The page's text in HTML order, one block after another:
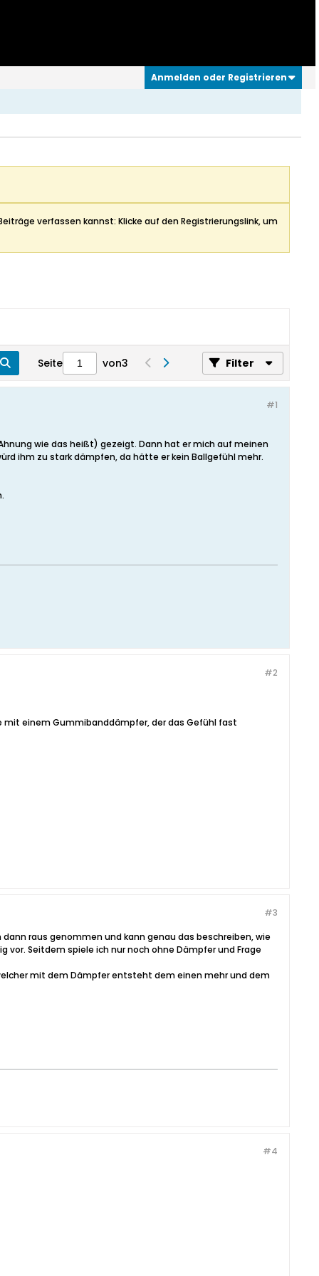
Anmelden oder Registrieren
verfassen kannst: Klicke auf den Registrierungslink, um
Seite von3 Filter
#1
wie das heißt) gezeigt. Dann hat er mich auf meinen
ihm zu stark dämpfen, da hätte er kein Ballgefühl mehr.
#2
mit einem Gummibanddämpfer, der das Gefühl fast
#3
raus genommen und kann genau das beschreiben, wie
Seitdem spiele ich nur noch ohne Dämpfer und Frage
mit dem Dämpfer entsteht dem einen mehr und dem
#4